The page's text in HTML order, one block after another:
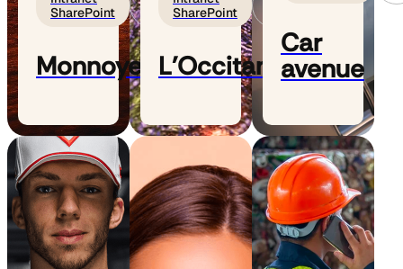
SharePoint
Monnoyeur
SharePoint
L'Occitane
Car
avenue